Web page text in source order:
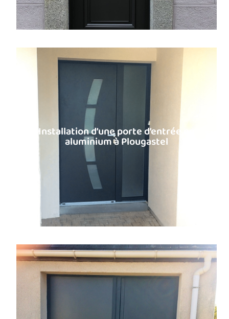
Installation d’une porte d’entrée en
aluminium à Plougastel